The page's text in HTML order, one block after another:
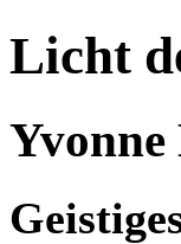
Licht